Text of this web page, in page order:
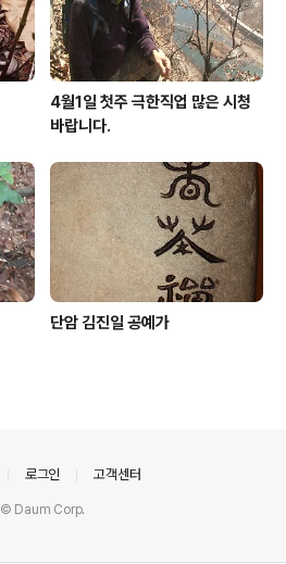
4월1일 첫주 극한직업 많은 시청
바랍니다.
단암 김진일 공예가
로그인 고객센터
© Daum Corp.